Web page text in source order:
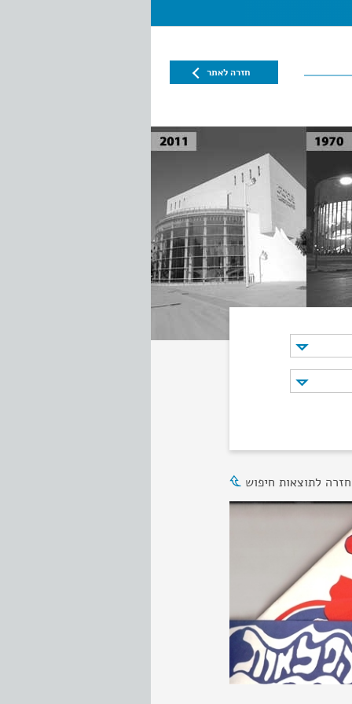
חזרה לאתר
חזרה לתוצאות חיפוש